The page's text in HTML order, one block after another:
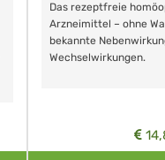
Das rezeptfreie
Arzneimittel – ohne
bekannte
Wechselwirkungen.